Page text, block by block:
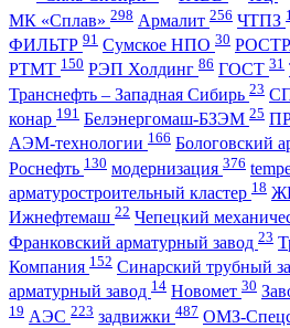
МК «Сплав» 298 Армалит 256 ЧТПЗ
ФИЛЬТР 91 Сумское НПО 30
РТМТ 150 РЭП Холдинг 86 ГОСТ 31
Транснефть – Западная Сибирь 23
конар 191 Белэнергомаш-БЗЭМ 25
АЭМ-технологии 166 Бологовский
Роснефть 130 модернизация 376
арматуростроительный кластер 18
Ижнефтемаш 22 Чепецкий
Франковский арматурный завод 23
Компания 152 Синарский трубный
арматурный завод 14 Новомет 30
19 АЭС 223 задвижки 487 ОМЗ-